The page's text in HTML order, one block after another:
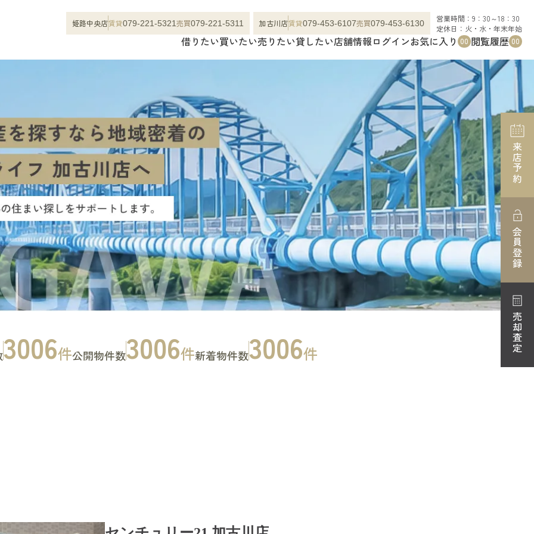
姫路中央店賃貸079-221-5321売買079-221-5311 加古川店賃貸079-453-6107売買079-453-6130
営業時間：9：30～18：30
定休日：火・水・年末年始
借りたい買いたい売りたい貸したい店舗情報ログインお気に入り 00 閲覧履歴 00
3006件公開物件数3006件新着物件数3006件
来店予約
会員登録
売却査定